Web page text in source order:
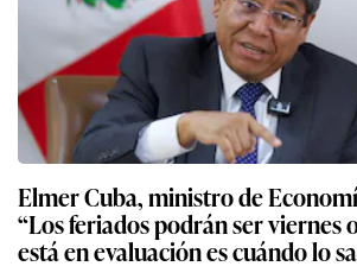
Elmer Cuba, ministro de
“Los feriados podrán ser viernes
está en evaluación es cuándo lo